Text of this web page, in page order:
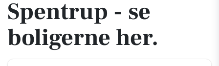
Spentrup - se
boligerne her.